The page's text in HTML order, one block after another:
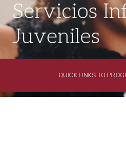
Servicios
Juveniles
COMPARTIR
QUICK LINKS TO